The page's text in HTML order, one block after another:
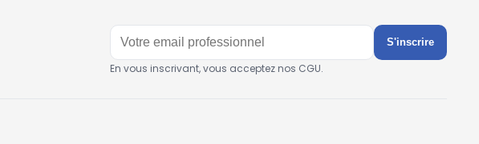
S'inscrire
En vous inscrivant, vous acceptez nos CGU.